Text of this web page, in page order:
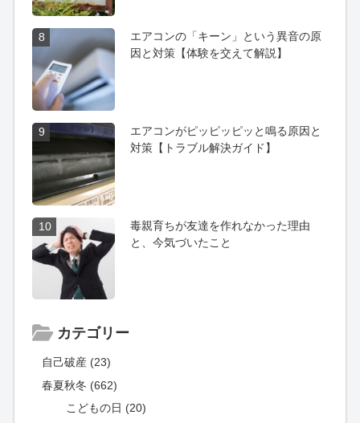
8
エアコンの「キーン」という異音の原
因と対策【体験を交えて解説】
9
エアコンがピッピッピッと鳴る原因と
対策【トラブル解決ガイド】
10
毒親育ちが友達を作れなかった理由
と、今気づいたこと
カテゴリー
自己破産 (23)
春夏秋冬 (662)
こどもの日 (20)